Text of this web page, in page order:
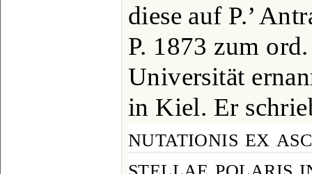
diese auf P.’
P. 1873 zum
Universität
in Kiel. Er
nutationis ex
stellae polaris